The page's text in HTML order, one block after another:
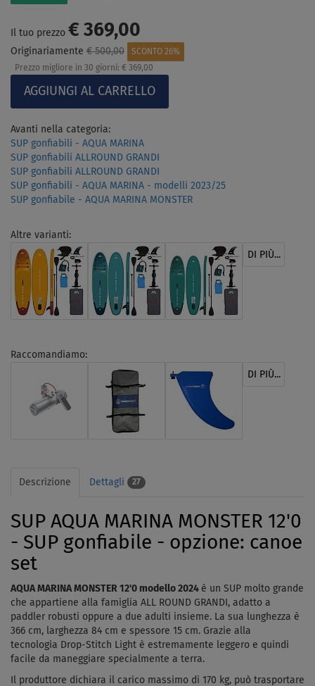
Il tuo prezzo € 369,00
Originariamente € 500,00
SCONTO 26%
Prezzo migliore in 30 giorni: € 369,00
Avanti nella categoria:
SUP gonfiabili - AQUA MARINA
SUP gonfiabili ALLROUND GRANDI
SUP gonfiabili ALLROUND GRANDI
SUP gonfiabili - AQUA MARINA - modelli 2023/25
SUP gonfiabile - AQUA MARINA MONSTER
Altre varianti:
DI PIÙ...
Raccomandiamo:
DI PIÙ...
Descrizione Dettagli 27
SUP AQUA MARINA MONSTER 12'0
- SUP gonfiabile - opzione: canoe
set
AQUA MARINA MONSTER 12'0 modello 2024 è un SUP molto grande
che appartiene alla famiglia ALL ROUND GRANDI, adatto a
paddler robusti oppure a due adulti insieme. La sua lunghezza è
366 cm, larghezza 84 cm e spessore 15 cm. Grazie alla
tecnologia Drop-Stitch Light è estremamente leggero e quindi
facile da maneggiare specialmente a terra.
Il produttore dichiara il carico massimo di 170 kg, può trasportare